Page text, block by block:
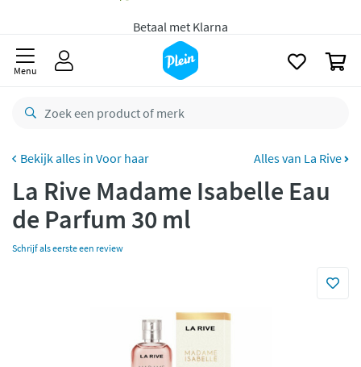
Gratis
Bestelling uiterlijk
Gratis retourneren
Menu
Voor haar Alles van La Rive
La Rive Madame Isabelle Eau
de Parfum 30 ml
Schrijf als eerste een review